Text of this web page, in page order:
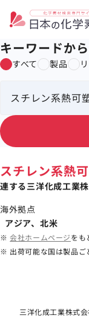
キーワードか
すべて 製品
スチレン系熱
連する三洋化成工業
海外拠点
アジア、北米
※会社ホームページをも
※ 出荷可能な国は製品ご
三洋化成工業株式